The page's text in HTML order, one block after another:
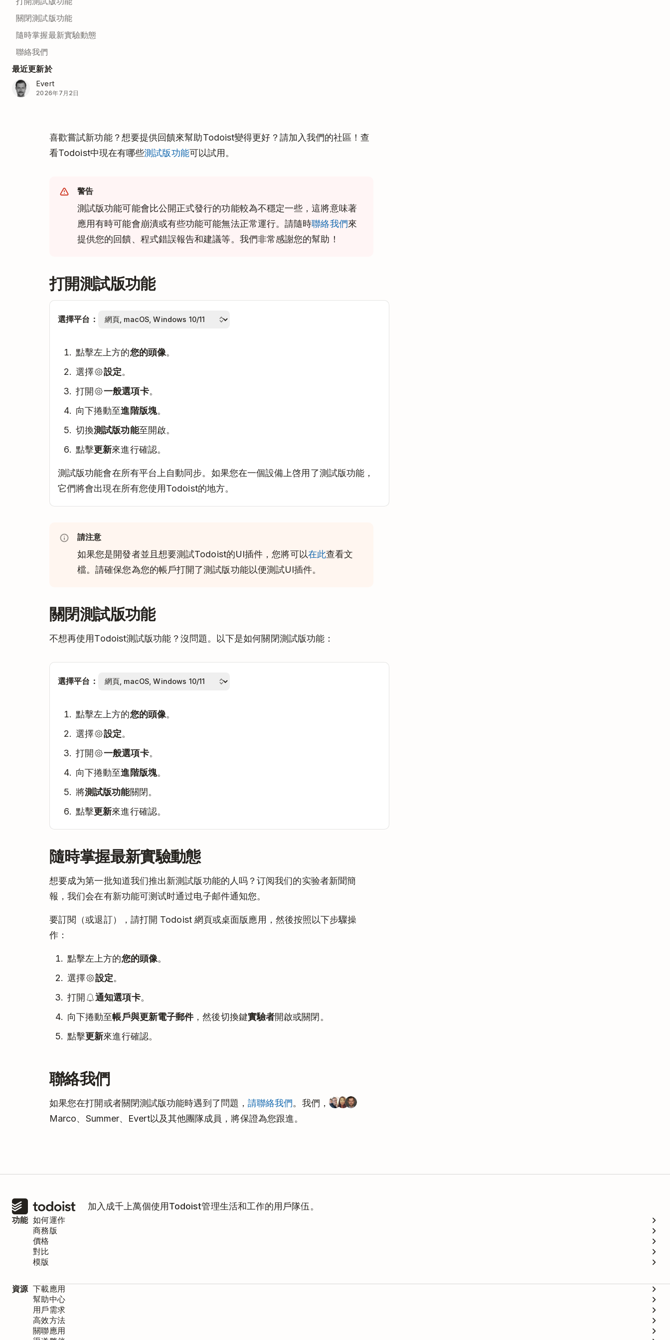
關閉測試版功能
隨時掌握最新實驗動態
聯絡我們
最近更新於
Evert
2026年7月2日
喜歡嘗試新功能？想要提供回饋來幫助Todoist變得更好？請加入我們的社區！查
看Todoist中現在有哪些測試版功能可以試用。
警告
測試版功能可能會比公開正式發行的功能較為不穩定一些，這將意味著
應用有時可能會崩潰或有些功能可能無法正常運行。請隨時聯絡我們來
提供您的回饋、程式錯誤報告和建議等。我們非常感謝您的幫助！
打開測試版功能
選擇平台：
點擊左上方的您的頭像。
選擇
設定。
打開
一般選項卡。
向下捲動至進階版塊。
切換測試版功能至開啟。
點擊更新來進行確認。
測試版功能會在所有平台上自動同步。如果您在一個設備上啓用了測試版功能，
它們將會出現在所有您使用Todoist的地方。
請注意
如果您是開發者並且想要測試Todoist的UI插件，您將可以在此查看文
檔。請確保您為您的帳戶打開了測試版功能以便測試UI插件。
關閉測試版功能
不想再使用Todoist測試版功能？沒問題。以下是如何關閉測試版功能：
選擇平台：
點擊左上方的您的頭像。
選擇
設定。
打開
一般選項卡。
向下捲動至進階版塊。
將測試版功能關閉。
點擊更新來進行確認。
隨時掌握最新實驗動態
想要成为第一批知道我们推出新測試版功能的人吗？订阅我们的实验者新聞簡
報，我们会在有新功能可测试时通过电子邮件通知您。
要訂閱（或退訂），請打開 Todoist 網頁或桌面版應用，然後按照以下步驟操
作：
點擊左上方的您的頭像。
選擇
設定。
打開
通知選項卡。
向下捲動至帳戶與更新電子郵件，然後切換鍵實驗者開啟或關閉。
點擊更新來進行確認。
聯絡我們
如果您在打開或者關閉測試版功能時遇到了問題， 請聯絡我們。我們，
Marco、Summer、Evert以及其他團隊成員，將保證為您跟進。
加入成千上萬個使用Todoist管理生活和工作的用戶隊伍。
功能 如何運作
商務版
價格
對比
模版
資源 下載應用
幫助中心
用戶需求
高效方法
關聯應用